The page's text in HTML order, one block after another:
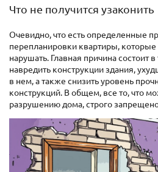
Что не получится узаконить
Очевидно, что есть определенные
перепланировки квартиры, которые
нарушать. Главная причина состоит
навредить конструкции здания,
в нем, а также снизить уровень
конструкций. В общем, все то, что
разрушению дома, строго